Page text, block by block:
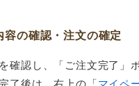
容の確認・注文の確定
確認し、「ご注文完了」
了後は、右上の「マイペ